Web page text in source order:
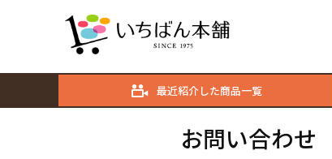
最近紹介した商品一覧
お問い合わせ